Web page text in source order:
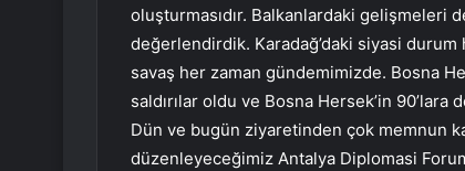
oluşturmasıdır. Balkanlardaki gelişmeleri
değerlendirdik. Karadağ’daki siyasi durum
savaş her zaman gündemimizde. Bosna
saldırılar oldu ve Bosna Hersek’in
Dün ve bugün ziyaretinden çok memnun
düzenleyeceğimiz Antalya Diplomasi